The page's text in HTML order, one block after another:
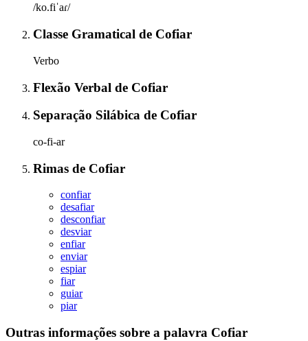
/ko.fiˈaɾ/
Classe Gramatical de Cofiar
Verbo
Flexão Verbal de Cofiar
Separação Silábica de Cofiar
co-fi-ar
Rimas de Cofiar
confiar
desafiar
desconfiar
desviar
enfiar
enviar
espiar
fiar
guiar
piar
Outras informações sobre a palavra Cofiar